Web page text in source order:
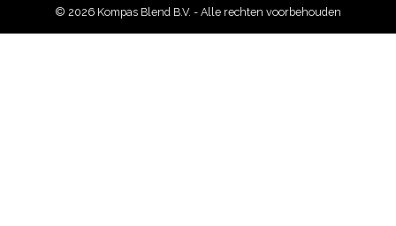
© 2026 Kompas Blend B.V. - Alle rechten voorbehouden